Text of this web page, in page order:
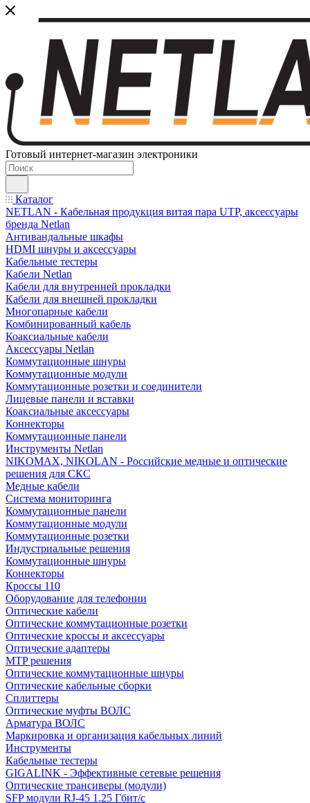
Готовый интернет-магазин электроники
Каталог
NETLAN - Кабельная продукция витая пара UTP, аксессуары
бренда Netlan
Антивандальные шкафы
HDMI шнуры и аксессуары
Кабельные тестеры
Кабели Netlan
Кабели для внутренней прокладки
Кабели для внешней прокладки
Многопарные кабели
Комбинированный кабель
Коаксиальные кабели
Аксессуары Netlan
Коммутационные шнуры
Коммутационные модули
Коммутационные розетки и соединители
Лицевые панели и вставки
Коаксиальные аксессуары
Коннекторы
Коммутационные панели
Инструменты Netlan
NIKOMAX, NIKOLAN - Российские медные и оптические
решения для СКС
Медные кабели
Система мониторинга
Коммутационные панели
Коммутационные модули
Коммутационные розетки
Индустриальные решения
Коммутационные шнуры
Коннекторы
Кроссы 110
Оборудование для телефонии
Оптические кабели
Оптические коммутационные розетки
Оптические кроссы и аксессуары
Оптические адаптеры
MTP решения
Оптические коммутационные шнуры
Оптические кабельные сборки
Сплиттеры
Оптические муфты ВОЛС
Арматура ВОЛС
Маркировка и организация кабельных линий
Инструменты
Кабельные тестеры
GIGALINK - Эффективные сетевые решения
Оптические трансиверы (модули)
SFP модули RJ-45 1.25 Гбит/c